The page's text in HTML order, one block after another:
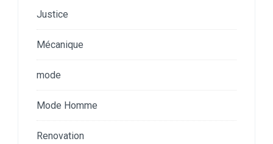
Justice
Mécanique
mode
Mode Homme
Renovation